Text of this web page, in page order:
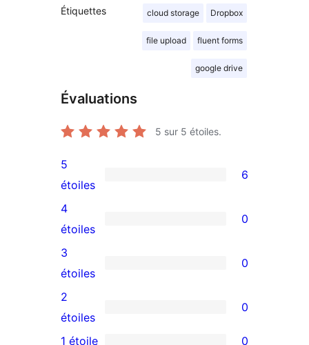
Étiquettes cloud storage Dropbox
file upload fluent forms
google drive
Évaluations
5 sur 5 étoiles.
6
avis
à
5
étoiles
5
étoiles
6
0
avis
à
4
étoile
4
étoiles
0
0
avis
à
3
3
étoiles
0
0
avis
2
étoiles
0
1 étoile 0